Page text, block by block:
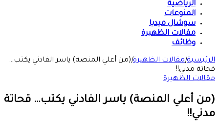
الرياضية
المنوعات
سوشال ميديا
مقالات الظهيرة
وظائف
الرئيسية|مقالات الظهيرة|(من أعلي المنصة) ياسر الفادني يكتب…
قحاتة مدني!!
مقالات الظهيرة
(من أعلي المنصة) ياسر الفادني يكتب… قحاتة
مدني!!